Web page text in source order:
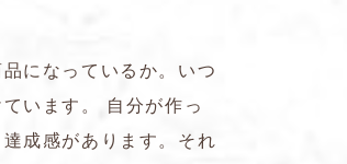
になっているか。いつ
います。 自分が作っ
成感があります。それ